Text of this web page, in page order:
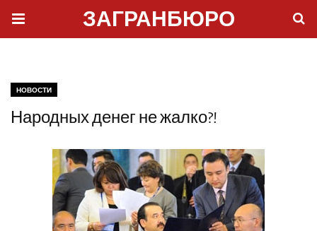
ЗАГРАНБЮРО
НОВОСТИ
Народных денег не жалко?!